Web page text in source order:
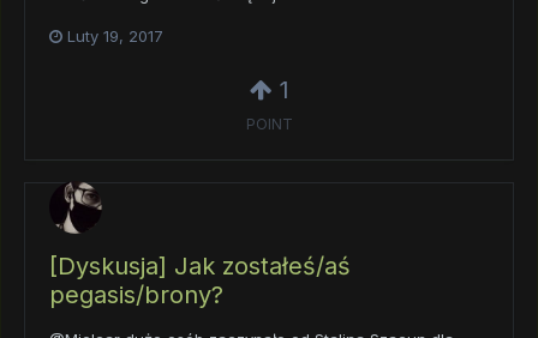
Luty 19, 2017
1
POINT
[Dyskusja] Jak zostałeś/aś
pegasis/brony?